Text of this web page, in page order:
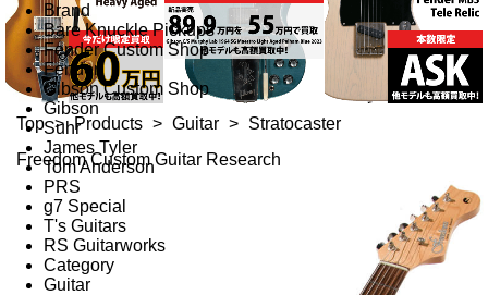
Brand
Bare Knuckle Pickups
Fender Custom Shop
Fender
Gibson Custom Shop
Gibson
Suhr
James Tyler
Tom Anderson
PRS
g7 Special
T's Guitars
RS Guitarworks
Category
Guitar
Top > Products > Guitar > Stratocaster
Freedom Custom Guitar Research